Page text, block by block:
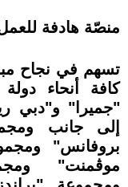
منصّة هادفة
تسهم في نجاح
كافة أنحاء
"جميرا" و"دبي
إلى جانب
بروفانس"
موڤمنت"